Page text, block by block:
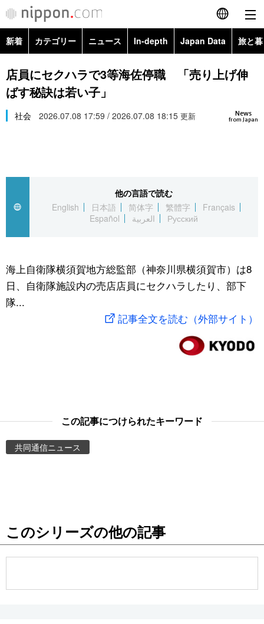
English
简体字
Русский
カテゴリー
経済・ビジネス
国際
文化
トップ
アーカイブ
In-depth
Japan Data
動画/Live
People
新着 カテゴリー ニュース In-depth Japan Data 旅と
政治・外交
経済・ビジネス
スポーツ・東京2020
Topics
店員にセクハラで3等海佐停職 「売り上げ伸
ばす秘訣は若い子」
News
from Japan
社会 2026.07.08 17:59 / 2026.07.08 18:15 更新
他の言語で読む
English
日本語 简体字 繁體字
Français
Español
العربية Русский
海上自衛隊横須賀地方総監部（神奈川県横須賀市）は8
日、自衛隊施設内の売店店員にセクハラしたり、部下
隊...
記事全文を読む（外部サイト）
この記事につけられたキーワード
共同通信ニュース
このシリーズの他の記事